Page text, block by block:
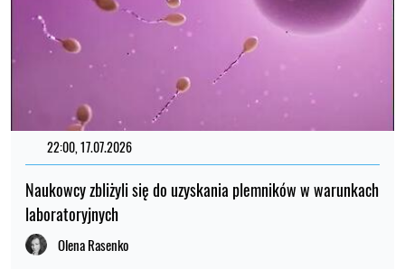
22:00, 17.07.2026
Naukowcy zbliżyli się do uzyskania plemników w warunkach
laboratoryjnych
Olena Rasenko